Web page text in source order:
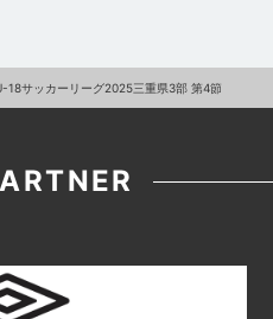
18サッカーリーグ2025三重県3部 第4節